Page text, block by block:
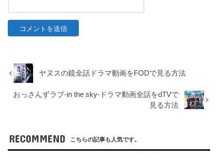
ヤヌスの鏡全話ドラマ動画をFODで見る方法
おっさんずラブ-in the sky-ドラマ動画全話をdTVで
見る方法
RECOMMEND こちらの記事も人気です。